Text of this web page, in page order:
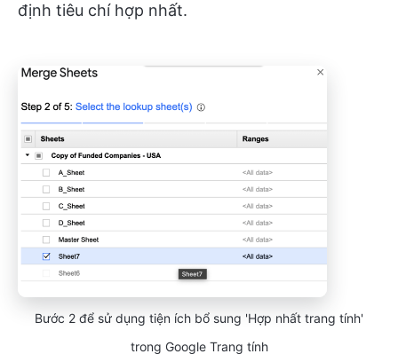
định tiêu chí hợp nhất.
Bước 2 để sử dụng tiện ích bổ sung 'Hợp nhất trang tính'
trong Google Trang tính